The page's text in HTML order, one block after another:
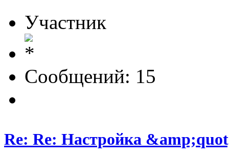
Участник
Сообщений: 15
Re: Re: Настройка